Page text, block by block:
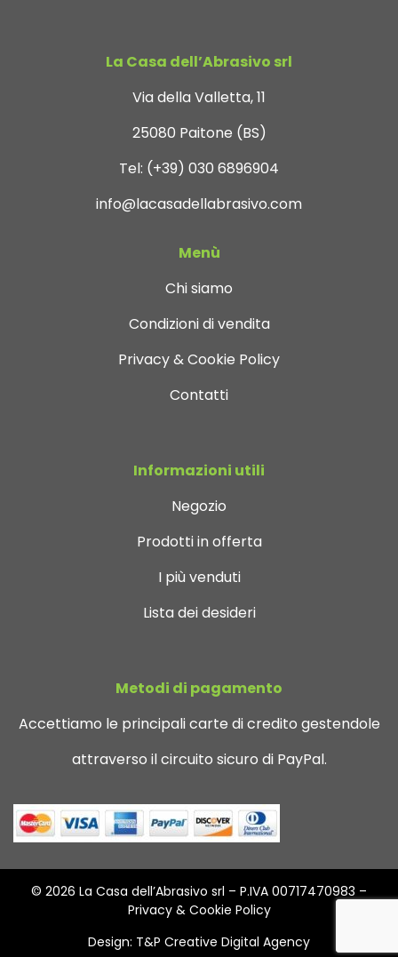
La Casa dell’Abrasivo srl
Via della Valletta, 11
25080 Paitone (BS)
Tel: (+39) 030 6896904
info@lacasadellabrasivo.com
Menù
Chi siamo
Condizioni di vendita
Privacy & Cookie Policy
Contatti
Informazioni utili
Negozio
Prodotti in offerta
I più venduti
Lista dei desideri
Metodi di pagamento
Accettiamo le principali carte di credito gestendole
attraverso il circuito sicuro di PayPal.
© 2026 La Casa dell’Abrasivo srl – P.IVA 00717470983 –
Privacy & Cookie Policy
Design: T&P Creative Digital Agency